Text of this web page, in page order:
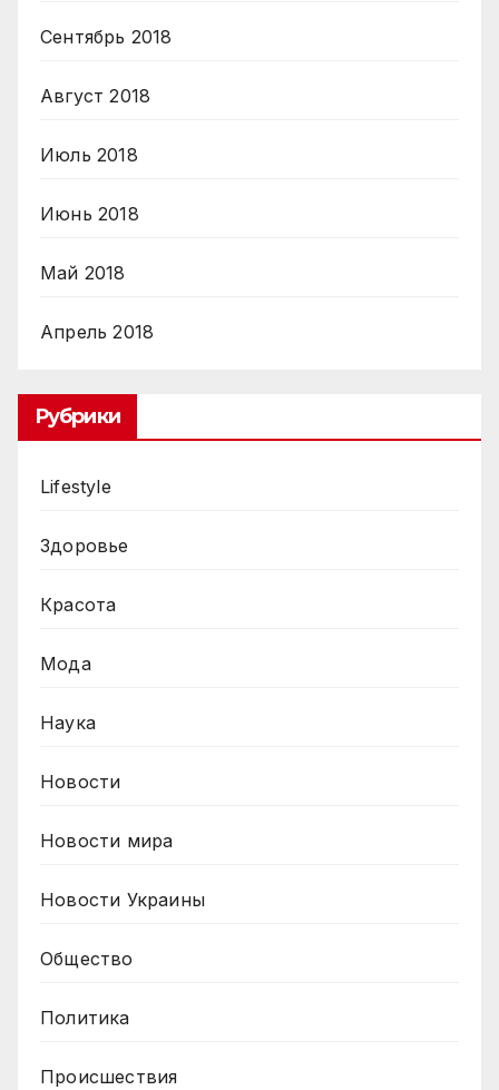
Сентябрь 2018
Август 2018
Июль 2018
Июнь 2018
Май 2018
Апрель 2018
Рубрики
Lifestyle
Здоровье
Красота
Мода
Наука
Новости
Новости мира
Новости Украины
Общество
Политика
Происшествия